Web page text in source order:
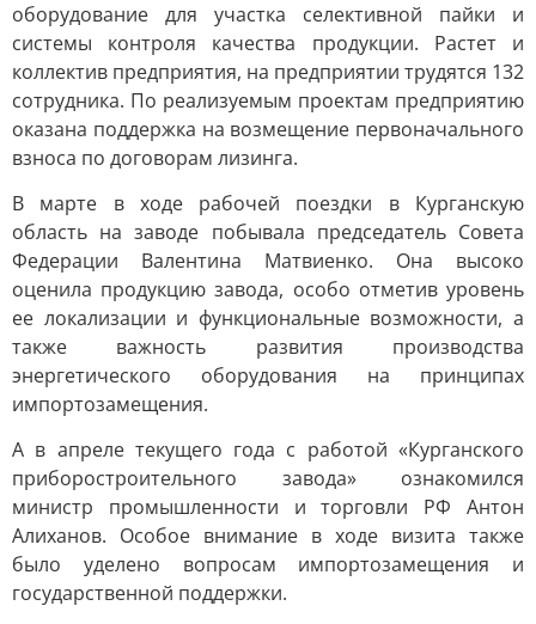
оборудование для участка селективной пайки и
системы контроля качества продукции. Растет и
коллектив предприятия, на предприятии трудятся 132
сотрудника. По реализуемым проектам предприятию
оказана поддержка на возмещение первоначального
взноса по договорам лизинга.
В марте в ходе рабочей поездки в Курганскую
область на заводе побывала председатель Совета
Федерации Валентина Матвиенко. Она высоко
оценила продукцию завода, особо отметив уровень
ее локализации и функциональные возможности, а
также важность развития производства
энергетического оборудования на принципах
импортозамещения.
А в апреле текущего года с работой «Курганского
приборостроительного завода» ознакомился
министр промышленности и торговли РФ Антон
Алиханов. Особое внимание в ходе визита также
было уделено вопросам импортозамещения и
государственной поддержки.